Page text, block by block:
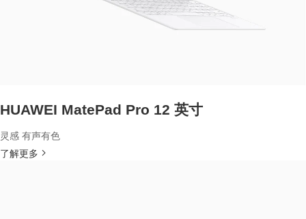
HUAWEI MatePad Pro 12 英寸
灵感 有声有色
了解更多